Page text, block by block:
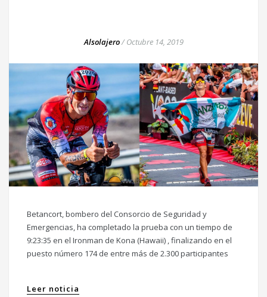
Alsolajero/Octubre 14, 2019
Betancort, bombero del Consorcio de Seguridad y
Emergencias, ha completado la prueba con un tiempo de
9:23:35 en el Ironman de Kona (Hawaii) , finalizando en el
puesto número 174 de entre más de 2.300 participantes
Leer noticia